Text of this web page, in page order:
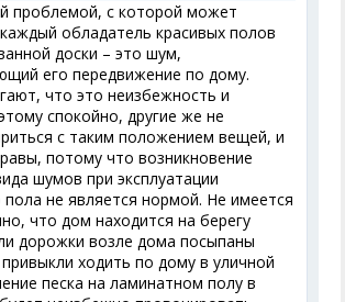
проблемой, с которой может
обладатель красивых полов
доски – это шум,
его передвижение по дому.
что это неизбежность и
спокойно, другие же не
с таким положением вещей, и
потому что возникновение
шумов при эксплуатации
пола не является нормой. Не имеется
что дом находится на берегу
дорожки возле дома посыпаны
ходить по дому в уличной
песка на ламинатном полу в